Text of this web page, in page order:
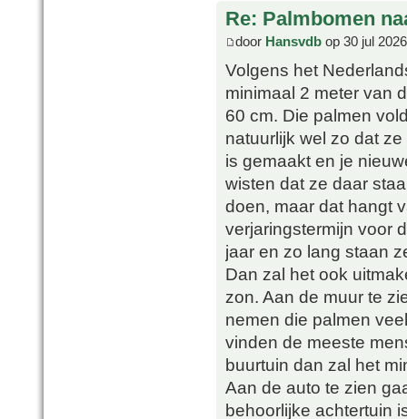
Re: Palmbomen
door Hansvdb op 30 jul
Volgens het
minimaal 2 meter van
60 cm. Die palmen
natuurlijk wel zo dat
is gemaakt en je
wisten dat ze daar
doen, maar dat hangt
verjaringstermijn voor
jaar en zo lang staan
Dan zal het ook
zon. Aan de muur te
nemen die palmen
vinden de meeste
buurtuin dan zal het
Aan de auto te zien
behoorlijke achtertuin